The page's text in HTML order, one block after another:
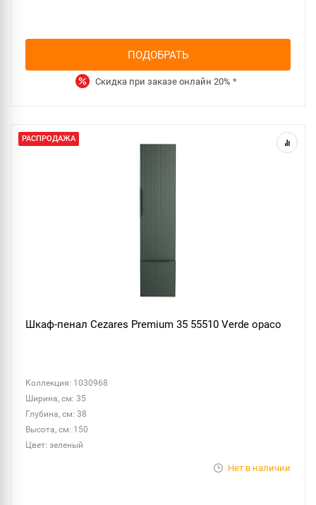
ПОДОБРАТЬ
Скидка при заказе онлайн 20% *
РАСПРОДАЖА
Шкаф-пенал Cezares Premium 35 55510 Verde opaco
Коллекция: 1030968
Ширина, см: 35
Глубина, см: 38
Высота, см: 150
Цвет: зеленый
Нет в наличии